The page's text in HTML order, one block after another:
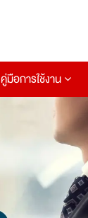
คู่มือการใช้งาน